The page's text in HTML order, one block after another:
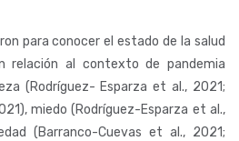
para conocer el estado de la salud
relación al contexto de pandemia
(Rodríguez- Esparza et al., 2021;
miedo (Rodríguez-Esparza et al.,
(Barranco-Cuevas et al., 2021;